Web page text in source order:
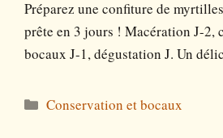
Préparez une confiture de
prête en 3 jours ! Macération J-2,
bocaux J-1, dégustation J. Un
Catégories
Conservation et bocaux